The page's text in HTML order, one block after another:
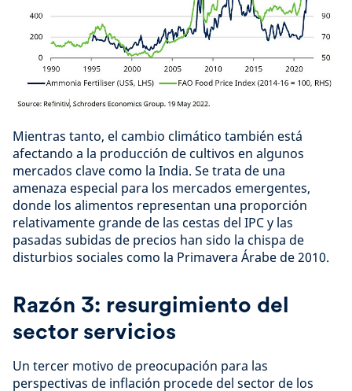
Mientras tanto, el cambio climático también está
afectando a la producción de cultivos en algunos
mercados clave como la India. Se trata de una
amenaza especial para los mercados emergentes,
donde los alimentos representan una proporción
relativamente grande de las cestas del IPC y las
pasadas subidas de precios han sido la chispa de
disturbios sociales como la Primavera Árabe de 2010.
Razón 3: resurgimiento del
sector servicios
Un tercer motivo de preocupación para las
perspectivas de inflación procede del sector de los